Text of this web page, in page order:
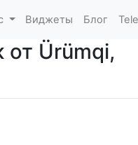
Виджеты Блог
Ürümqi,